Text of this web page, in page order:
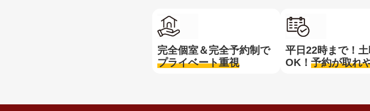
完全個室＆完全予約制で
プライベート重視
平日22時まで！土
OK！ 予約が取れ